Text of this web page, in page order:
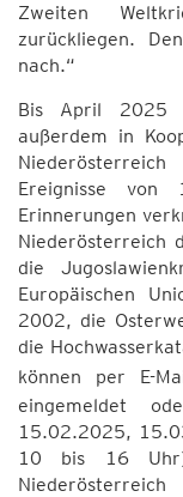
Zweiten
zurückliegen.
nach.“
Bis April 2025
außerdem in
Ereignisse
Erinnerungen
Niederösterreich
die
Europäischen
2002, die
die
können per E-
eingemeldet
15.02.2025,
10 bis 16 Uhr)